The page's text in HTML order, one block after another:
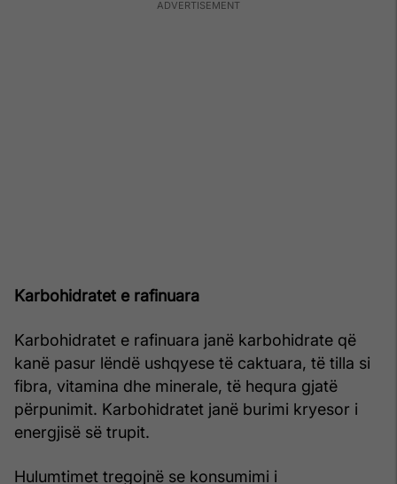
Karbohidratet e rafinuara
Karbohidratet e rafinuara janë karbohidrate që
kanë pasur lëndë ushqyese të caktuara, të tilla si
fibra, vitamina dhe minerale, të hequra gjatë
përpunimit. Karbohidratet janë burimi kryesor i
energjisë së trupit.
Hulumtimet tregojnë se konsumimi i